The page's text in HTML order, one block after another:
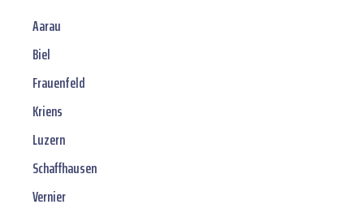
Aarau
Biel
Frauenfeld
Kriens
Luzern
Schaffhausen
Vernier